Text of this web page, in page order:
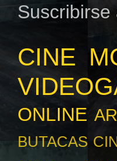
Suscribirse
CINE
ONLINE
BUTACAS